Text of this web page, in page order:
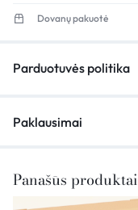
Dovanų pakuotė
Parduotuvės politika
Paklausimai
Panašūs produktai